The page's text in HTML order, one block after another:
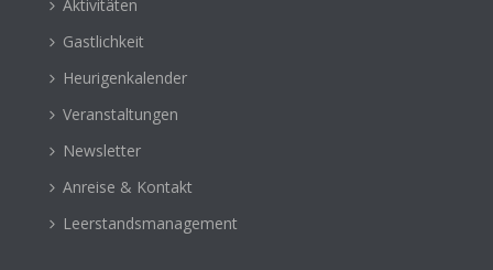
Aktivitäten
Gastlichkeit
Heurigenkalender
Veranstaltungen
Newsletter
Anreise & Kontakt
Leerstandsmanagement